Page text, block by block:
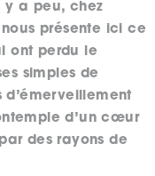
y a peu, chez
nous présente ici ce
ont perdu le
simples de
d’émerveillement
d’un cœur
des rayons de